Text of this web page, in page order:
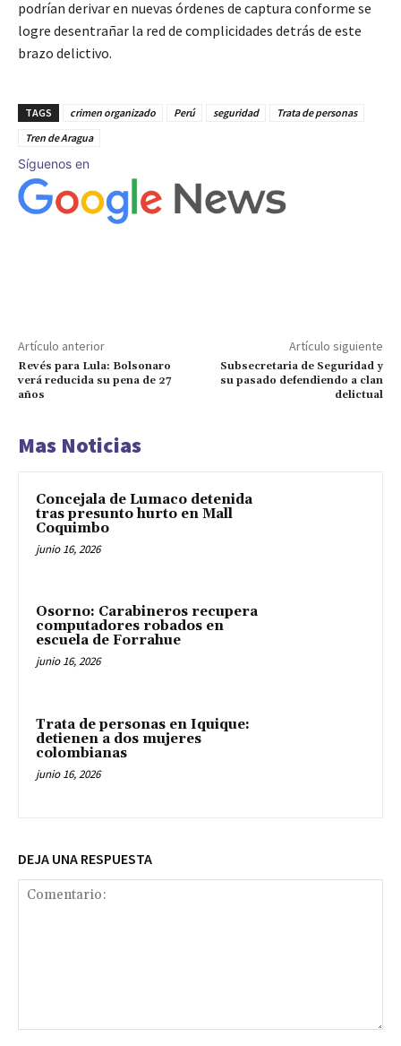
podrían derivar en nuevas órdenes de captura conforme se
logre desentrañar la red de complicidades detrás de este
brazo delictivo.
TAGS crimen organizado Perú seguridad
Trata de personas
Tren de Aragua
Síguenos en
Artículo anterior
Revés para Lula: Bolsonaro
verá reducida su pena de 27
años
Artículo siguiente
Subsecretaria de Seguridad y
su pasado defendiendo a clan
delictual
Mas Noticias
Concejala de Lumaco detenida
tras presunto hurto en Mall
Coquimbo
junio 16, 2026
Osorno: Carabineros recupera
computadores robados en
escuela de Forrahue
junio 16, 2026
Trata de personas en Iquique:
detienen a dos mujeres
colombianas
junio 16, 2026
DEJA UNA RESPUESTA